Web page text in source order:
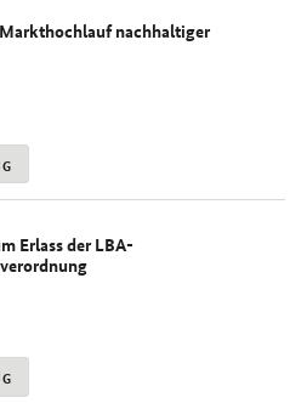
nachhaltiger
Erlass der LBA-